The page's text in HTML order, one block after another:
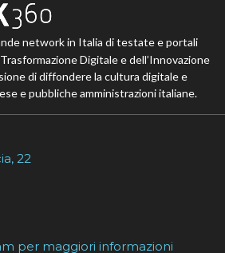
network in Italia di testate e portali
Digitale e dell’Innovazione
di diffondere la cultura digitale e
e pubbliche amministrazioni italiane.
22
per maggiori informazioni